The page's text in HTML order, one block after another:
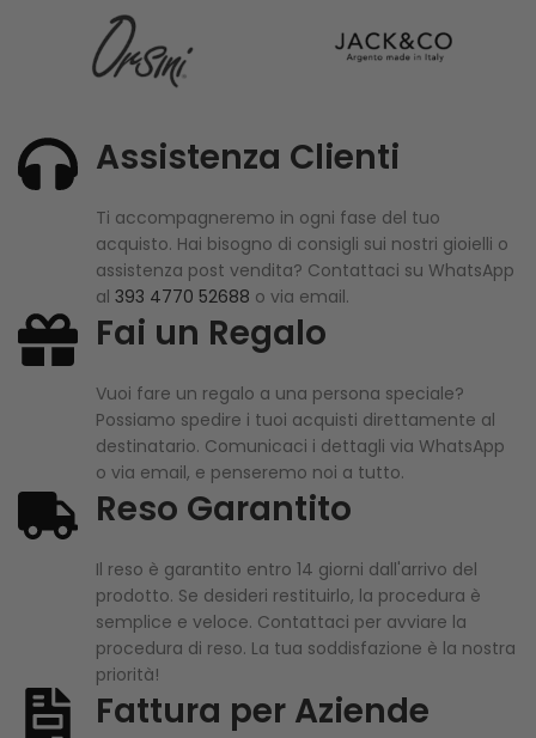
Assistenza Clienti
Ti accompagneremo in ogni fase del tuo
acquisto. Hai bisogno di consigli sui nostri gioielli o
assistenza post vendita? Contattaci su WhatsApp
al 393 4770 52688 o via email.
Fai un Regalo
Vuoi fare un regalo a una persona speciale?
Possiamo spedire i tuoi acquisti direttamente al
destinatario. Comunicaci i dettagli via WhatsApp
o via email, e penseremo noi a tutto.
Reso Garantito
Il reso è garantito entro 14 giorni dall'arrivo del
prodotto. Se desideri restituirlo, la procedura è
semplice e veloce. Contattaci per avviare la
procedura di reso. La tua soddisfazione è la nostra
priorità!
Fattura per Aziende